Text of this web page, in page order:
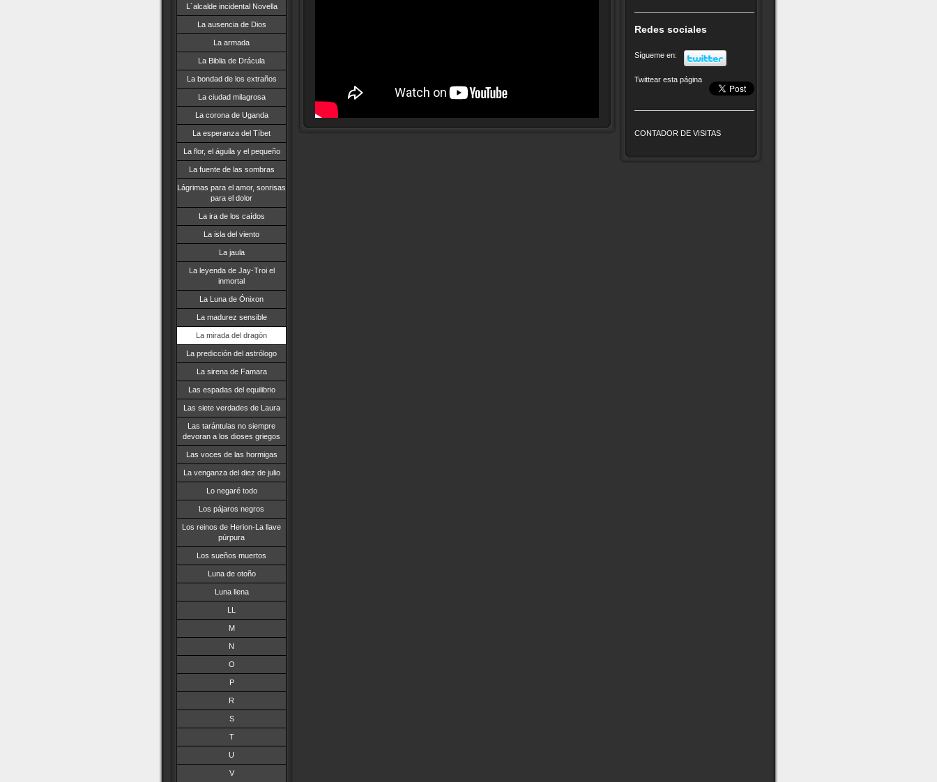
L´alcalde incidental Novella
La ausencia de Dios
La armada
La Biblia de Drácula
La bondad de los extraños
La ciudad milagrosa
La corona de Uganda
La esperanza del Tíbet
La flor, el águila y el pequeño
La fuente de las sombras
Lágrimas para el amor, sonrisas
para el dolor
La ira de los caídos
La isla del viento
La jaula
La leyenda de Jay-Troi el
inmortal
La Luna de Ónixon
La madurez sensible
La mirada del dragón
La predicción del astrólogo
La sirena de Famara
Las espadas del equilibrio
Las siete verdades de Laura
Las tarántulas no siempre
devoran a los dioses griegos
Las voces de las hormigas
La venganza del diez de julio
Lo negaré todo
Los pájaros negros
Los reinos de Herion-La llave
púrpura
Los sueños muertos
Luna de otoño
Luna llena
LL
M
N
O
P
R
S
T
U
V
Redes sociales
Sígueme en:
Twittear esta página
CONTADOR DE VISITAS